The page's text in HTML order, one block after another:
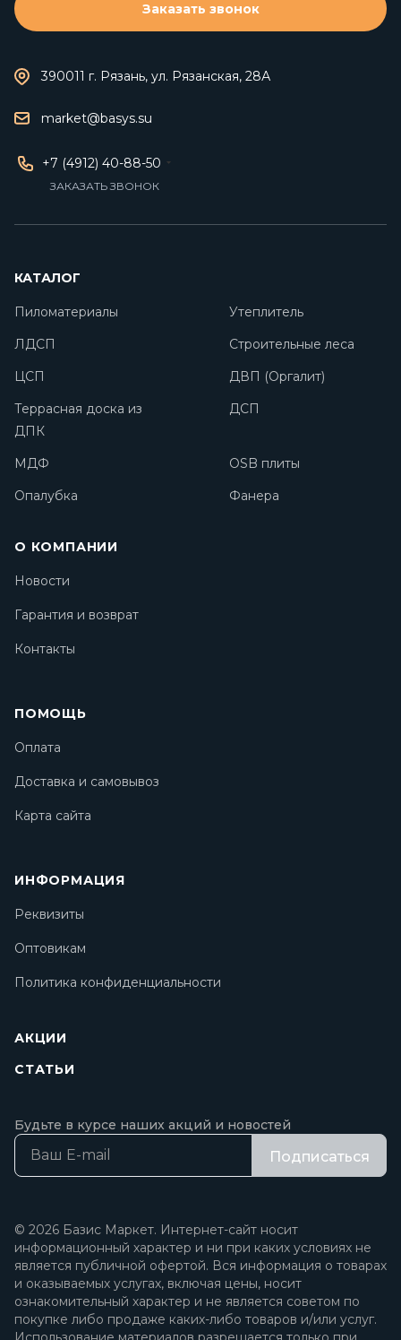
390011 г. Рязань, ул. Рязанская, 28А
market@basys.su
+7 (4912) 40-88-50
ЗАКАЗАТЬ ЗВОНОК
Заказать звонок
КАТАЛОГ
Пиломатериалы
Утеплитель
ЛДСП
Строительные леса
ЦСП
ДВП (Оргалит)
Террасная доска из
ДПК
ДСП
МДФ
OSB плиты
Опалубка
Фанера
О КОМПАНИИ
Новости
Гарантия и возврат
Контакты
ПОМОЩЬ
Оплата
Доставка и самовывоз
Карта сайта
ИНФОРМАЦИЯ
Реквизиты
Оптовикам
Политика конфиденциальности
АКЦИИ
СТАТЬИ
Будьте в курсе наших акций и новостей
Подписаться
© 2026 Базис Маркет. Интернет-сайт носит
информационный характер и ни при каких условиях не
является публичной офертой. Вся информация о товарах
и оказываемых услугах, включая цены, носит
ознакомительный характер и не является советом по
покупке либо продаже каких-либо товаров и/или услуг.